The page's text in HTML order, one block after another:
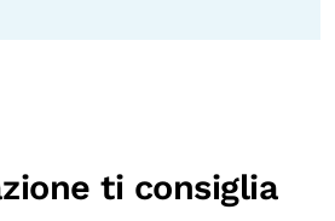
ti consiglia